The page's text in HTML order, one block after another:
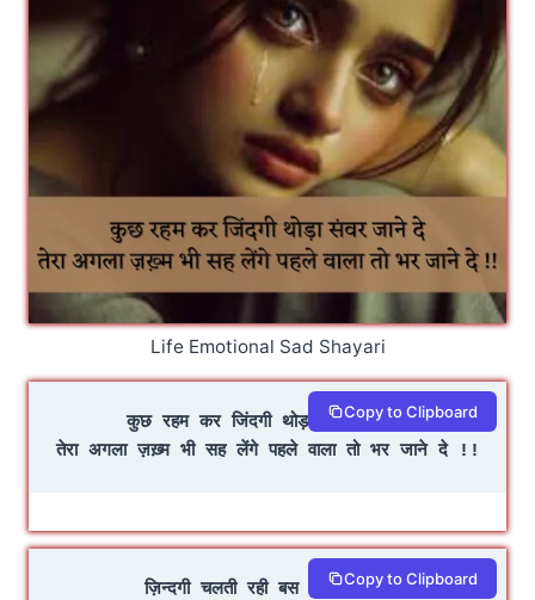
Life Emotional Sad Shayari
कुछ रहम कर जिंदगी थोड़ा संवर जाने दे
तेरा अगला ज़ख़्म भी सह लेंगे पहले वाला तो भर जाने दे !!
Copy to Clipboard
ज़िन्दगी चलती रही बस इसी आस में
Copy to Clipboard